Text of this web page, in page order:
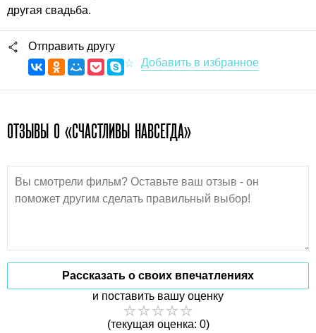
другая свадьба.
Отправить другу
ОТЗЫВЫ О «СЧАСТЛИВЫ НАВСЕГДА»
Рассказать о своих впечатлениях
и поставить вашу оценку
(текущая оценка: 0)